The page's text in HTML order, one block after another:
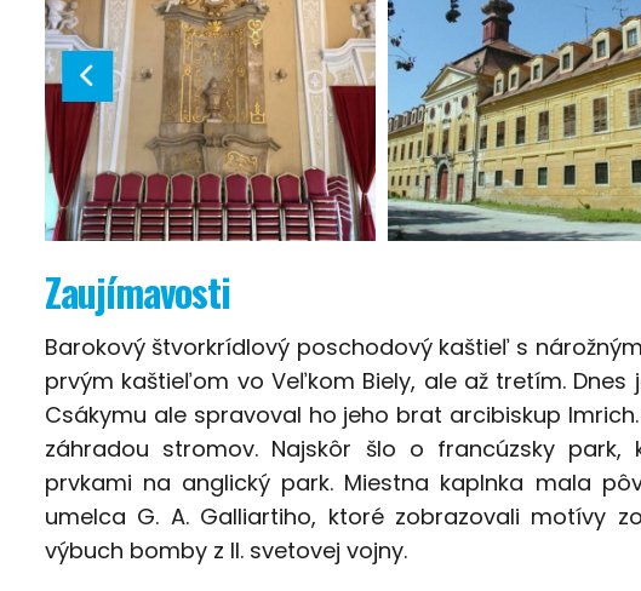
Zaujímavosti
Barokový štvorkrídlový poschodový kaštieľ s
prvým kaštieľom vo Veľkom Biely, ale až tretím. Dnes
Csákymu ale spravoval ho jeho brat arcibiskup
záhradou stromov. Najskôr šlo o francúzsky
prvkami na anglický park. Miestna kaplnka mala
umelca G. A. Galliartiho, ktoré zobrazovali motívy
výbuch bomby z II. svetovej vojny.